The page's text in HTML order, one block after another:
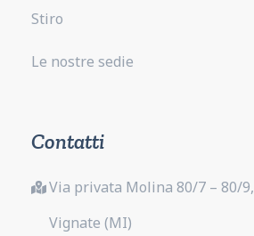
Stiro
Le nostre sedie
Contatti
Via privata Molina 80/7 – 80/9,
Vignate (MI)